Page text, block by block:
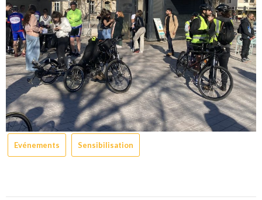
Evénements Sensibilisation